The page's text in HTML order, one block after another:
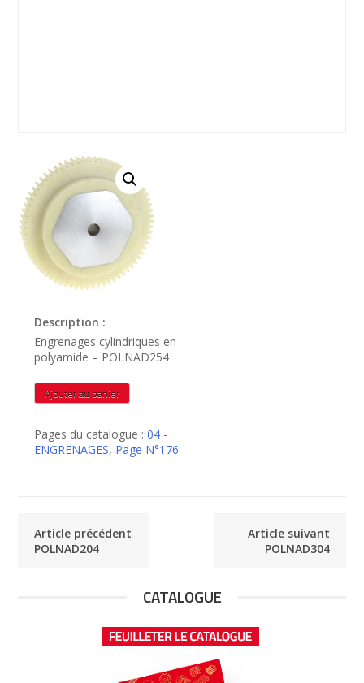
Description :
Engrenages cylindriques en
polyamide – POLNAD254
quantité
de
Ajouter au panier
Pages du catalogue :04 -
ENGRENAGES, Page N°176
Article précédent
POLNAD204
Article suivant
POLNAD304
CATALOGUE